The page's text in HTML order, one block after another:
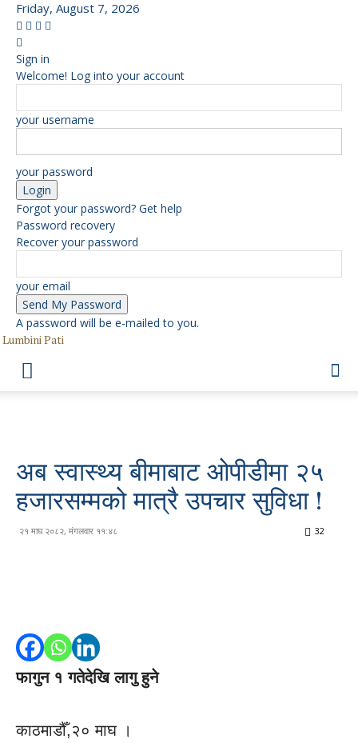
Friday, August 7, 2026
Sign in
Welcome! Log into your account
your username
your password
Forgot your password? Get help
Password recovery
Recover your password
your email
A password will be e-mailed to you.
Lumbini Pati
अब स्वास्थ्य बीमाबाट ओपीडीमा २५
हजारसम्मको मात्रै उपचार सुविधा !
२१ माघ २०८२, मंगलवार ११:४८ 32
फागुन १ गतेदेखि लागु हुने
काठमाडौँ,२० माघ ।